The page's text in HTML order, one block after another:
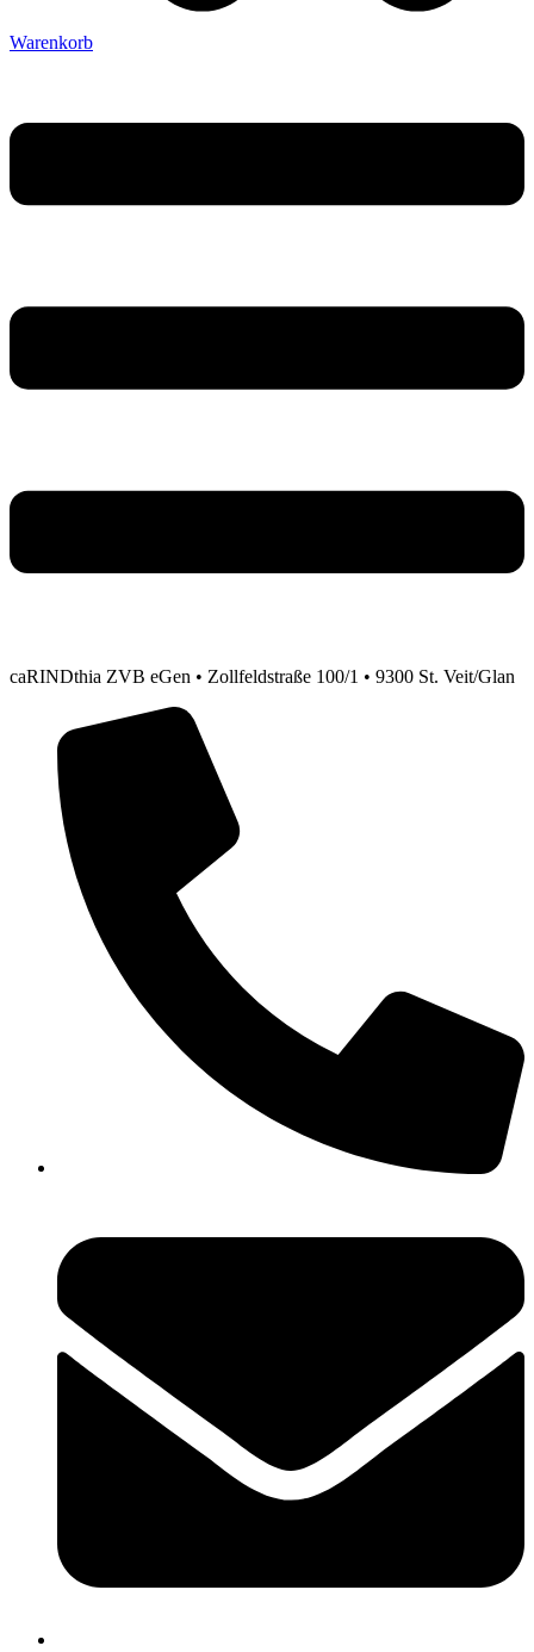
Warenkorb
caRINDthia ZVB eGen • Zollfeldstraße 100/1 • 9300 St. Veit/Glan